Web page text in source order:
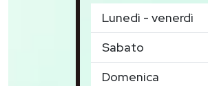
Lunedì - venerdì
Sabato
Domenica